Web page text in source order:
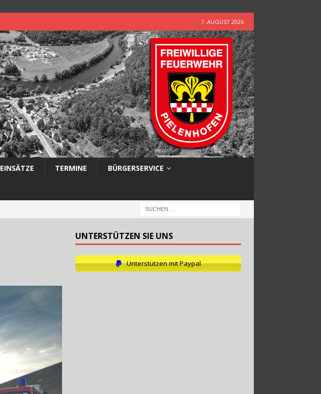
7. AUGUST 2026
EINSÄTZE TERMINE BÜRGERSERVICE
UNTERSTÜTZEN SIE UNS
Unterstützen mit Paypal